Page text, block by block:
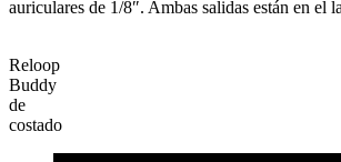
auriculares de 1/8″. Ambas salidas están en el
Reloop
Buddy
de
costado